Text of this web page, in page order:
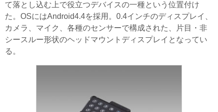
て落とし込む上で役立つデバイスの一種という位置付け
た。OSにはAndroid4.4を採用。0.4インチのディスプレイ、
カメラ、マイク、各種のセンサーで構成された、片目・非
シースルー形状のヘッドマウントディスプレイとなってい
る。